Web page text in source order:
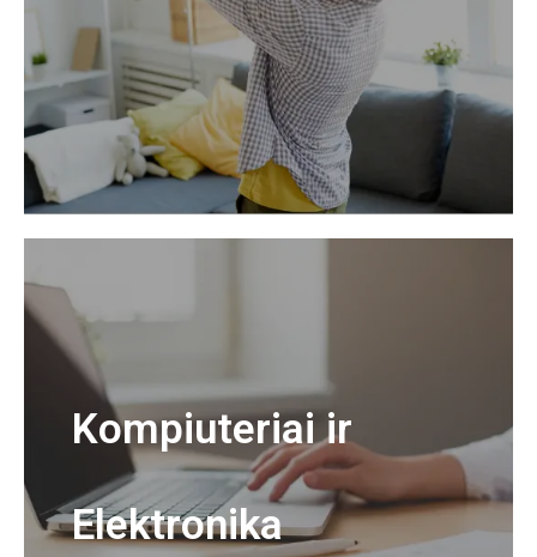
Kompiuteriai ir
Elektronika